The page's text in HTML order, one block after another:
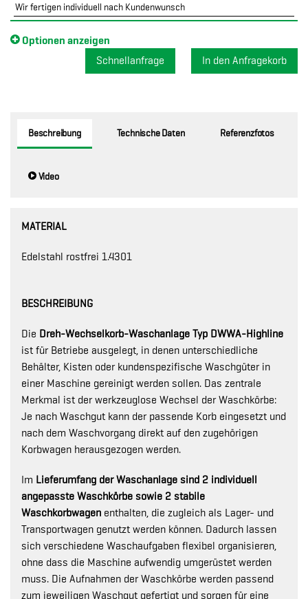
Wir fertigen individuell nach Kundenwunsch
Optionen anzeigen
Schnellanfrage
Beschreibung Technische Daten Referenzfotos
Video
MATERIAL
Edelstahl rostfrei 1.4301
BESCHREIBUNG
Die Dreh-Wechselkorb-Waschanlage Typ DWWA-Highline
ist für Betriebe ausgelegt, in denen unterschiedliche
Behälter, Kisten oder kundenspezifische Waschgüter in
einer Maschine gereinigt werden sollen. Das zentrale
Merkmal ist der werkzeuglose Wechsel der Waschkörbe:
Je nach Waschgut kann der passende Korb eingesetzt und
nach dem Waschvorgang direkt auf den zugehörigen
Korbwagen herausgezogen werden.
Im Lieferumfang der Waschanlage sind 2 individuell
angepasste Waschkörbe sowie 2 stabile
Waschkorbwagen enthalten, die zugleich als Lager- und
Transportwagen genutzt werden können. Dadurch lassen
sich verschiedene Waschaufgaben flexibel organisieren,
ohne dass die Maschine aufwendig umgerüstet werden
muss. Die Aufnahmen der Waschkörbe werden passend
zum jeweiligen Waschgut gefertigt und sorgen für eine